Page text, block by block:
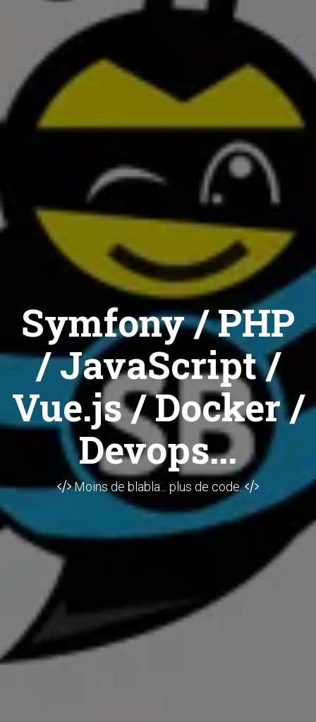
Symfony / PHP
/ JavaScript /
Vue.js / Docker /
Devops...
Moins de blabla... plus de code.